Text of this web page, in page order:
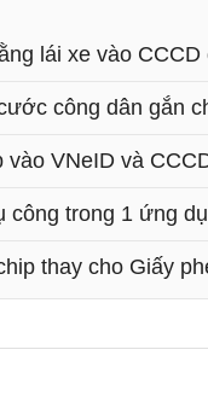
lái xe vào CCCD
công dân gắn
VNeID và
trong 1 ứng
thay cho Giấy